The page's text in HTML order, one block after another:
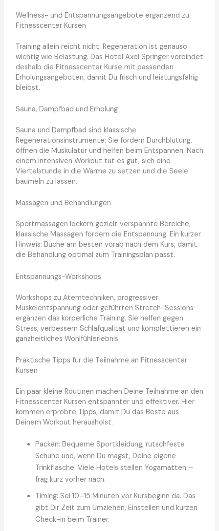
Wellness- und Entspannungsangebote ergänzend zu
Fitnesscenter Kursen
Training allein reicht nicht. Regeneration ist genauso
wichtig wie Belastung. Das Hotel Axel Springer verbindet
deshalb die Fitnesscenter Kurse mit passenden
Erholungsangeboten, damit Du frisch und leistungsfähig
bleibst.
Sauna, Dampfbad und Erholung
Sauna und Dampfbad sind klassische
Regenerationsinstrumente: Sie fördern Durchblutung,
öffnen die Muskulatur und helfen beim Entspannen. Nach
einem intensiven Workout tut es gut, sich eine
Viertelstunde in die Wärme zu setzen und die Seele
baumeln zu lassen.
Massagen und Behandlungen
Sportmassagen lockern gezielt verspannte Bereiche,
klassische Massagen fördern die Entspannung. Ein kurzer
Hinweis: Buche am besten vorab nach dem Kurs, damit
die Behandlung optimal zum Trainingsplan passt.
Entspannungs-Workshops
Workshops zu Atemtechniken, progressiver
Muskelentspannung oder geführten Stretch-Sessions
ergänzen das körperliche Training. Sie helfen gegen
Stress, verbessern Schlafqualität und komplettieren ein
ganzheitliches Wohlfühlerlebnis.
Praktische Tipps für die Teilnahme an Fitnesscenter
Kursen
Ein paar kleine Routinen machen Deine Teilnahme an den
Fitnesscenter Kursen entspannter und effektiver. Hier
kommen erprobte Tipps, damit Du das Beste aus
Deinem Workout herausholst.
Packen: Bequeme Sportkleidung, rutschfeste
Schuhe und, wenn Du magst, Deine eigene
Trinkflasche. Viele Hotels stellen Yogamatten –
frag kurz vorher nach.
Timing: Sei 10–15 Minuten vor Kursbeginn da. Das
gibt Dir Zeit zum Umziehen, Einstellen und kurzen
Check-in beim Trainer.